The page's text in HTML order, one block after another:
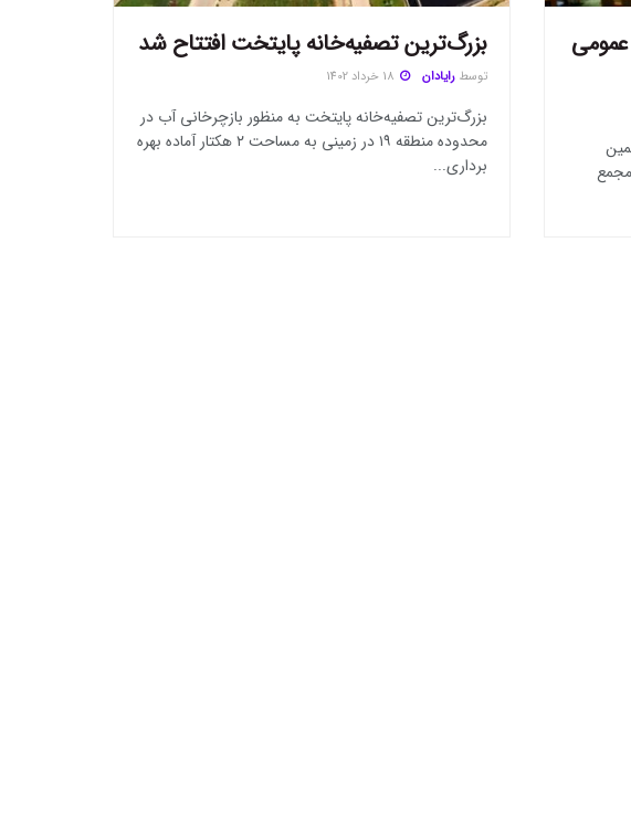
بزرگ‌ترین تصفیه‌خانه پایتخت افتتاح شد
توسط رایادان
بزرگ‌ترین تصفیه‌خانه پایتخت به منظور بازچرخانی آب در
محدوده منطقه ۱۹ در زمینی به مساحت ۲ هکتار آماده بهره
برداری...